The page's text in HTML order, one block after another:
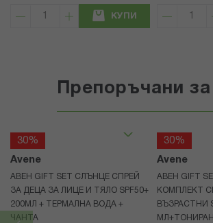
КУПИ
Препоръчани
30%
Avene
АВЕН GIFT SET СЛЪНЦЕ СПРЕЙ
ЗА ДЕЦА ЗА ЛИЦЕ И ТЯЛО SPF50+
200МЛ + ТЕРМАЛНА ВОДА +
ЧАНТА
30%
Avene
АВЕН GIFT
КОМПЛЕКТ
ВЪЗРАСТНИ